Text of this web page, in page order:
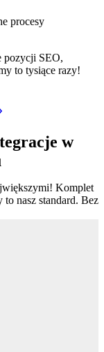
procesy
pozycji SEO,
to tysiące razy!
w
Komplet
nasz standard. Bez